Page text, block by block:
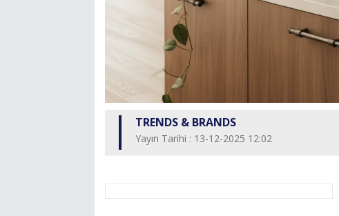
TRENDS & BRANDS
Yayın Tarihi : 13-12-2025 12:02